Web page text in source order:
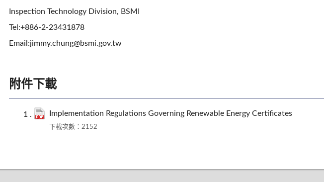
Inspection Technology Division, BSMI
Tel:+886-2-23431878
Email:jimmy.chung@bsmi.gov.tw
附件下載
Implementation Regulations Governing Renewable Energy Certificates
下載次數：2152